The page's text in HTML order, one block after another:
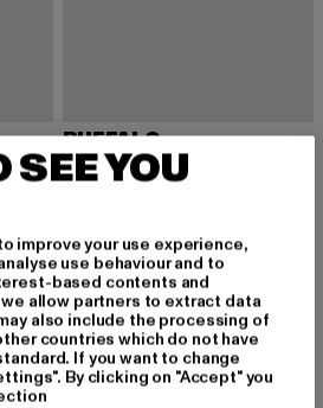
79,99 EUR
BUFFALO
ASPHA BOAT
91,29 EUR
Derzeitiger Preis: 91,29 EUR
109,99 EUR
-17%
SEE YOU
improve your use experience,
use behaviour and to
based contents and
allow partners to extract data
also include the processing of
countries which do not have
If you want to change
By clicking on "Accept" you